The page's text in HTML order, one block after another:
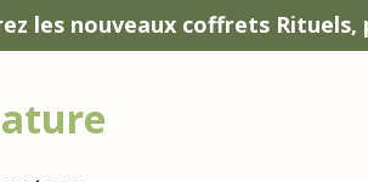
les nouveaux coffrets Rituels,